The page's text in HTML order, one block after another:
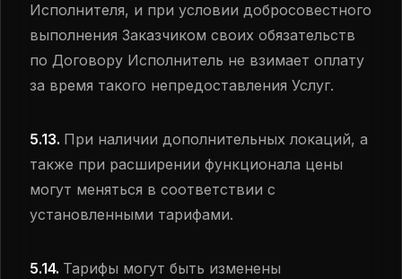
Исполнителя, и при условии добросовестного
выполнения Заказчиком своих обязательств
по Договору Исполнитель не взимает оплату
за время такого непредоставления Услуг.
5.13. При наличии дополнительных локаций, а
также при расширении функционала цены
могут меняться в соответствии с
установленными тарифами.
5.14. Тарифы могут быть изменены